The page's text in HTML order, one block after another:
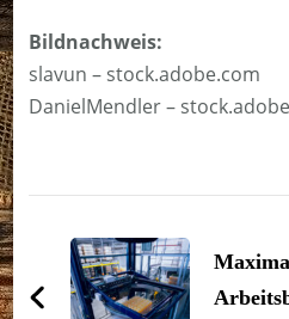
Bildnachweis:
slavun – stock.adobe.com
DanielMendler –